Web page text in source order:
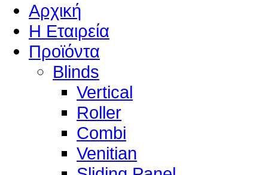
Αρχική
Η Εταιρεία
Προϊόντα
Blinds
Vertical
Roller
Combi
Venitian